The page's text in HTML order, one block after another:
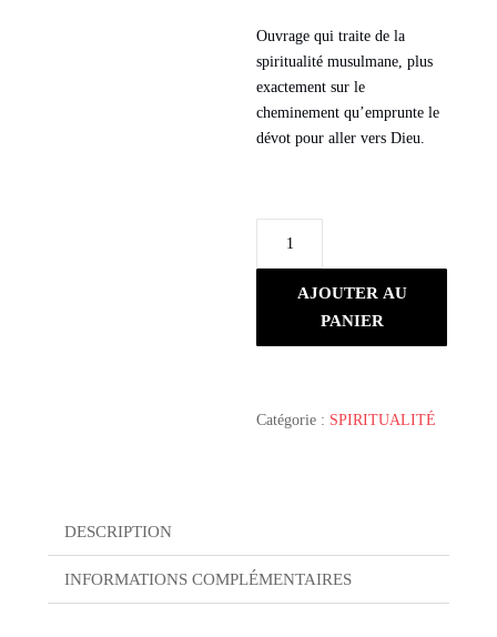
Ouvrage qui traite de la
spiritualité musulmane, plus
exactement sur le
cheminement qu’emprunte le
dévot pour aller vers Dieu.
AJOUTER AU
PANIER
Catégorie : SPIRITUALITÉ
DESCRIPTION
INFORMATIONS COMPLÉMENTAIRES